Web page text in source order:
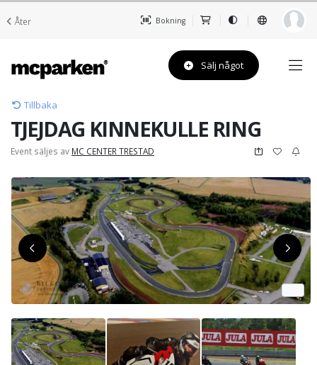
Åter Bokning
Sälj något
Tillbaka
TJEJDAG KINNEKULLE RING
Event säljes av MC CENTER TRESTAD